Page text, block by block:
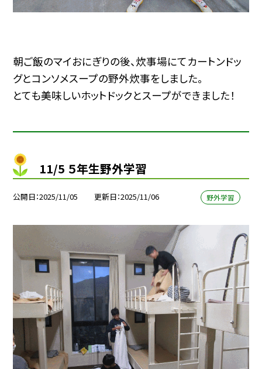
朝ご飯のマイおにぎりの後、炊事場にてカートンドッ
グとコンソメスープの野外炊事をしました。
とても美味しいホットドックとスープができました！
11/5 ５年生野外学習
公開日 2025/11/05 更新日 2025/11/06 野外学習